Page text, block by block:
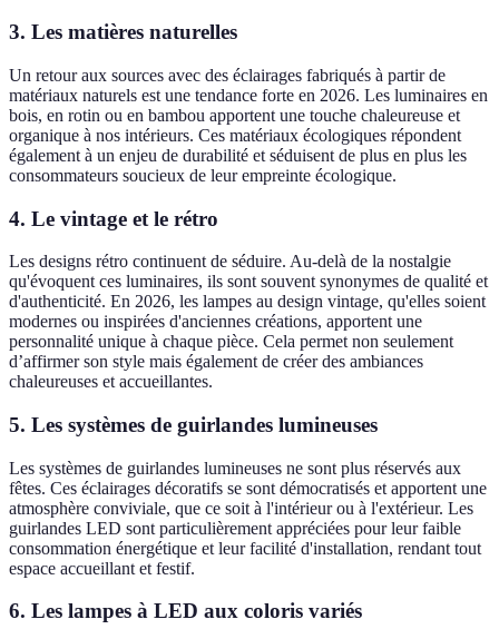
3. Les matières naturelles
Un retour aux sources avec des éclairages fabriqués à partir de
matériaux naturels est une tendance forte en 2026. Les luminaires en
bois, en rotin ou en bambou apportent une touche chaleureuse et
organique à nos intérieurs. Ces matériaux écologiques répondent
également à un enjeu de durabilité et séduisent de plus en plus les
consommateurs soucieux de leur empreinte écologique.
4. Le vintage et le rétro
Les designs rétro continuent de séduire. Au-delà de la nostalgie
qu'évoquent ces luminaires, ils sont souvent synonymes de qualité et
d'authenticité. En 2026, les lampes au design vintage, qu'elles soient
modernes ou inspirées d'anciennes créations, apportent une
personnalité unique à chaque pièce. Cela permet non seulement
d’affirmer son style mais également de créer des ambiances
chaleureuses et accueillantes.
5. Les systèmes de guirlandes lumineuses
Les systèmes de guirlandes lumineuses ne sont plus réservés aux
fêtes. Ces éclairages décoratifs se sont démocratisés et apportent une
atmosphère conviviale, que ce soit à l'intérieur ou à l'extérieur. Les
guirlandes LED sont particulièrement appréciées pour leur faible
consommation énergétique et leur facilité d'installation, rendant tout
espace accueillant et festif.
6. Les lampes à LED aux coloris variés